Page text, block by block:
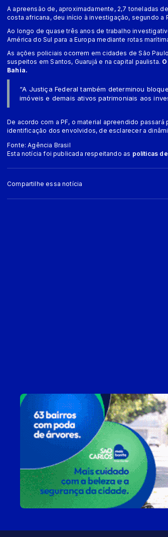
A apreensão de, aproximadamente, 2,7 toneladas
costa africana, deu início à investigação, segundo a
Ao longo de quase três anos de trabalho
América do Sul para a Europa mediante rotas
As ações policiais ocorrem em cidades de São
suspeitos em Santos, Guarujá e na capital paulista.
Bahia.
“A Justiça Federal também determinou
imóveis e demais ativos patrimoniais aos
De acordo com a PF, o material apreendido
identificação dos envolvidos, de esclarecer a
Fonte: Agência Brasil
Esta notícia foi publicada respeitando as políticas
Compartilhe essa notícia